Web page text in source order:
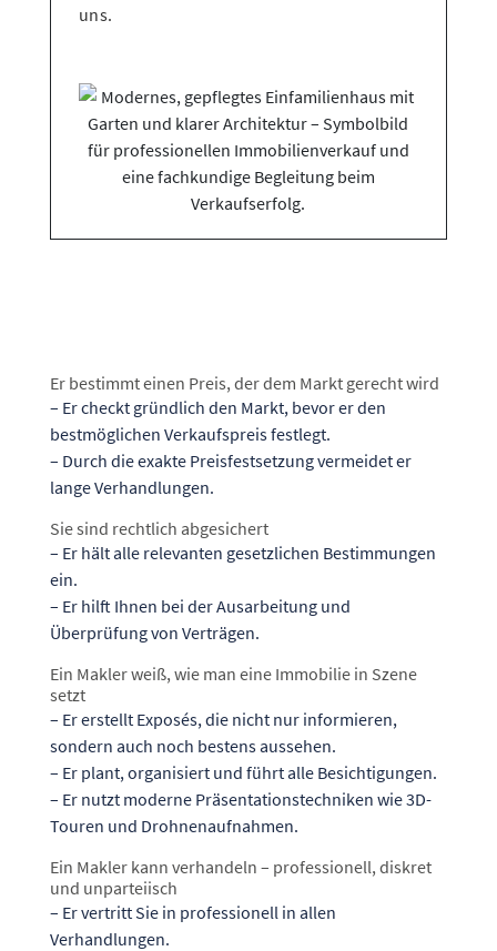
uns.
Er bestimmt einen Preis, der dem Markt gerecht wird
– Er checkt gründlich den Markt, bevor er den
bestmöglichen Verkaufspreis festlegt.
– Durch die exakte Preisfestsetzung vermeidet er
lange Verhandlungen.
Sie sind rechtlich abgesichert
– Er hält alle relevanten gesetzlichen Bestimmungen
ein.
– Er hilft Ihnen bei der Ausarbeitung und
Überprüfung von Verträgen.
Ein Makler weiß, wie man eine Immobilie in Szene
setzt
– Er erstellt Exposés, die nicht nur informieren,
sondern auch noch bestens aussehen.
– Er plant, organisiert und führt alle Besichtigungen.
– Er nutzt moderne Präsentationstechniken wie 3D-
Touren und Drohnenaufnahmen.
Ein Makler kann verhandeln – professionell, diskret
und unparteiisch
– Er vertritt Sie in professionell in allen
Verhandlungen.